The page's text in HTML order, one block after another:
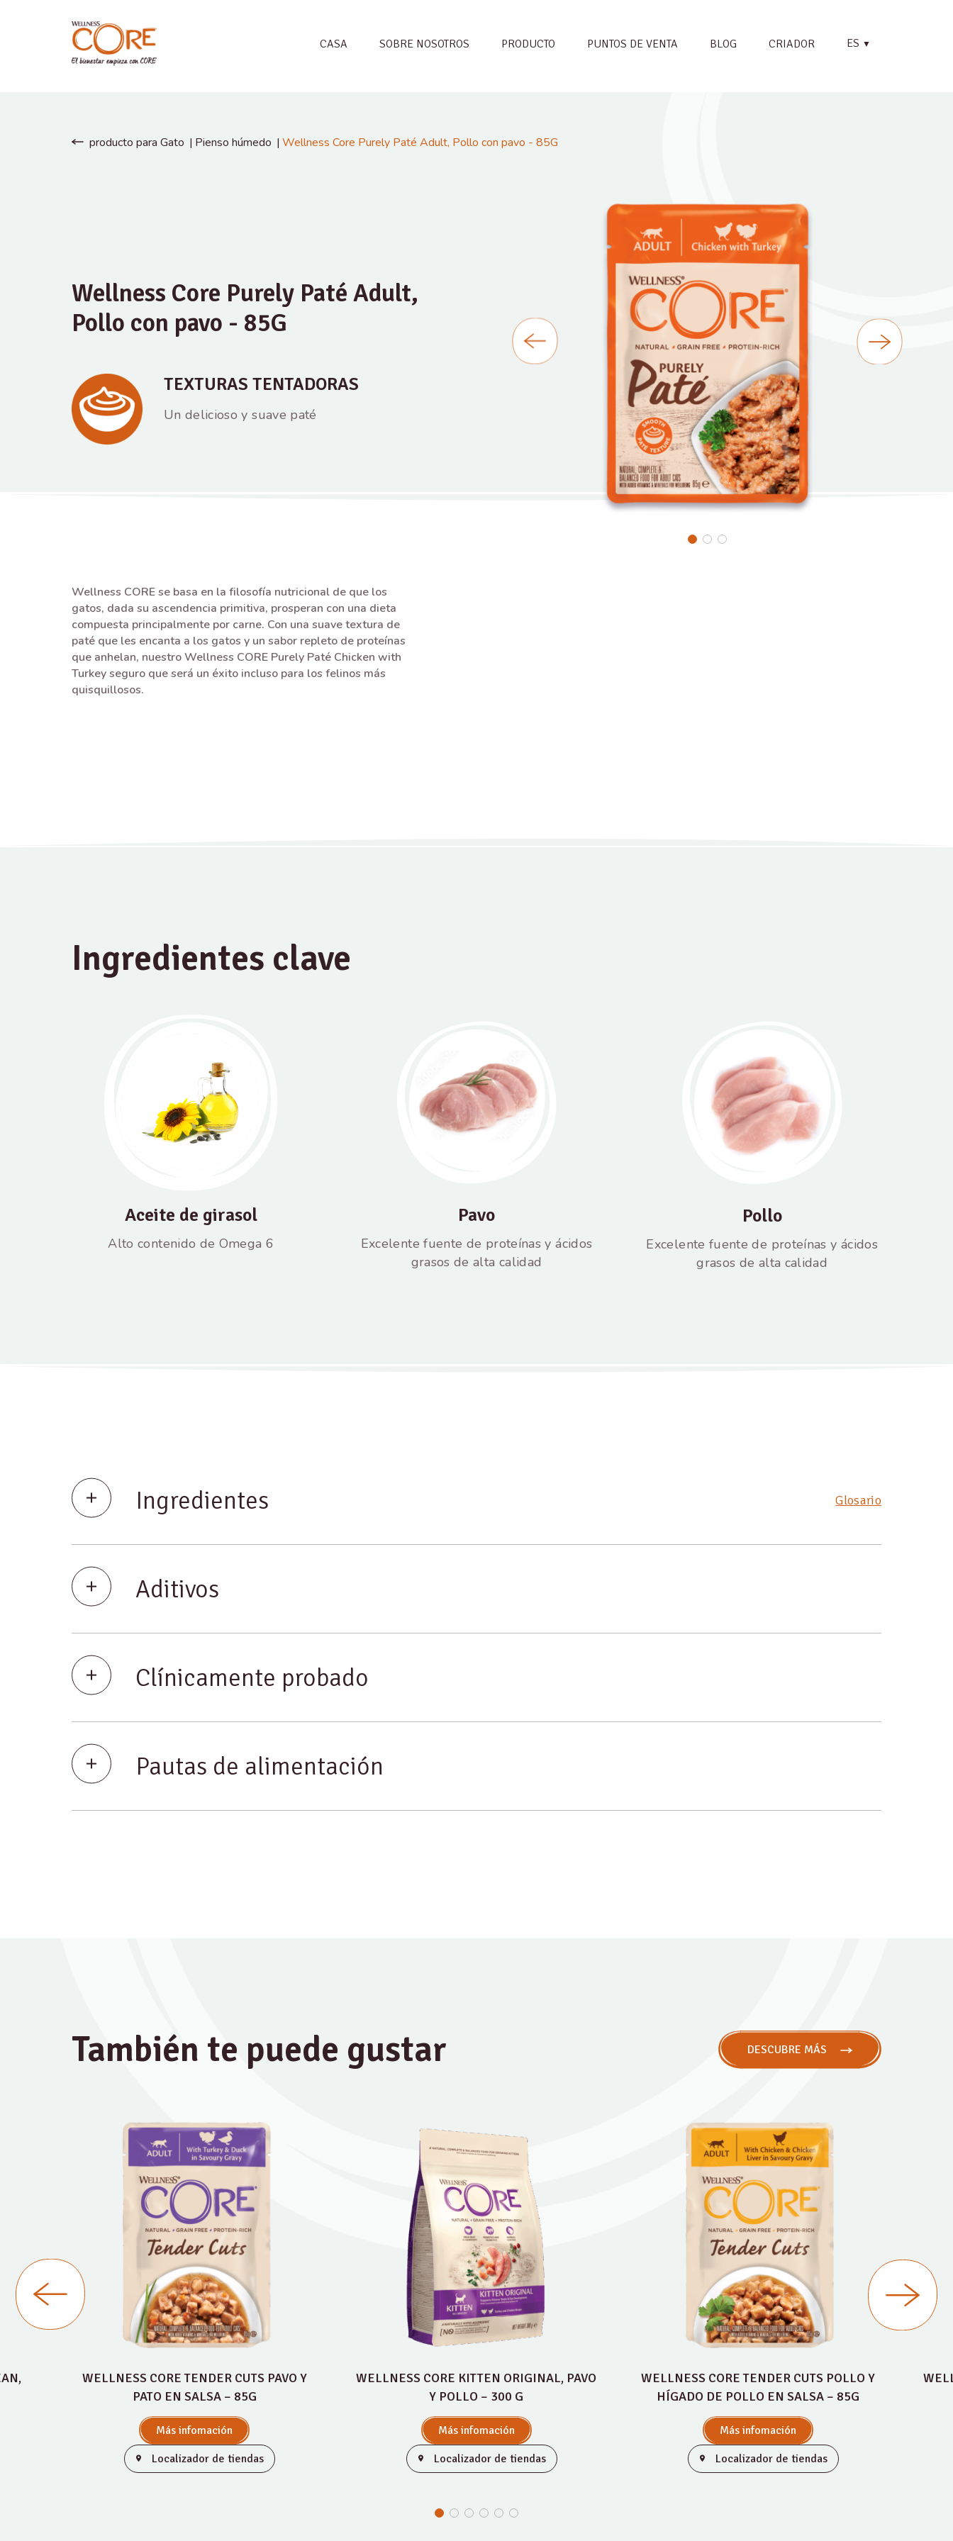
CASA SOBRE NOSOTROS PRODUCTO PUNTOS DE VENTA BLOG CRIADOR ES ▼
producto para Gato Pienso húmedo Wellness Core Purely Paté Adult, Pollo con pavo - 85G
Wellness Core Purely Paté Adult,
Pollo con pavo - 85G
TEXTURAS TENTADORAS
Un delicioso y suave paté
Wellness CORE se basa en la filosofía nutricional de que los
gatos, dada su ascendencia primitiva, prosperan con una dieta
compuesta principalmente por carne. Con una suave textura de
paté que les encanta a los gatos y un sabor repleto de proteínas
que anhelan, nuestro Wellness CORE Purely Paté Chicken with
Turkey seguro que será un éxito incluso para los felinos más
quisquillosos.
Ingredientes clave
Aceite de girasol
Alto contenido de Omega 6
Pavo
Excelente fuente de proteínas y ácidos
grasos de alta calidad
Pollo
Excelente fuente de proteínas y ácidos
grasos de alta calidad
Ingredientes Glosario
Aditivos
Clínicamente probado
Pautas de alimentación
También te puede gustar DESCUBRE MÁS
WELLNESS CORE TENDER CUTS PAVO Y
PATO EN SALSA – 85G
Más infomación
Localizador de tiendas
WELLNESS CORE KITTEN ORIGINAL, PAVO
Y POLLO – 300 G
Más infomación
Localizador de tiendas
WELLNESS CORE TENDER CUTS POLLO Y
HÍGADO DE POLLO EN SALSA – 85G
Más infomación
Localizador de tiendas